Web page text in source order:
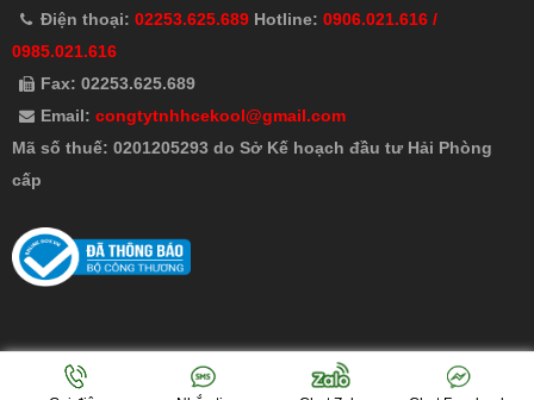
Điện thoại: 02253.625.689 Hotline: 0906.021.616 /
0985.021.616
Fax: 02253.625.689
Email: congtytnhhcekool@gmail.com
Mã số thuế: 0201205293 do Sở Kế hoạch đầu tư Hải Phòng
cấp